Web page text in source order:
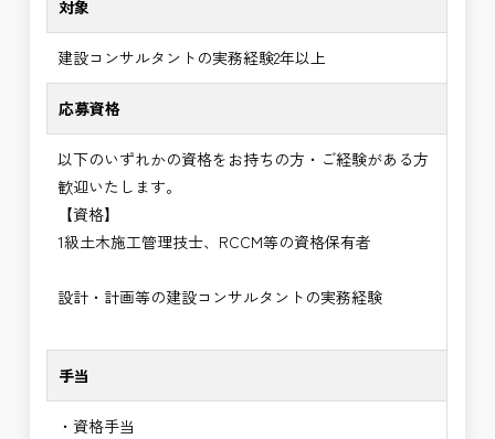
対象
建設コンサルタントの実務経験2年以上
応募資格
以下のいずれかの資格をお持ちの方・ご経験がある方
歓迎いたします。
【資格】
1級土木施工管理技士、RCCM等の資格保有者
設計・計画等の建設コンサルタントの実務経験
手当
・資格手当